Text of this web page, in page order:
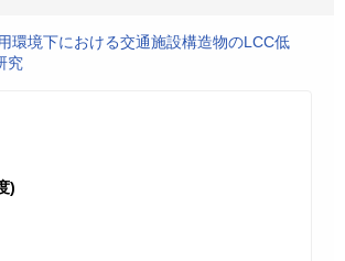
環境下における交通施設構造物のLCC低
究
)